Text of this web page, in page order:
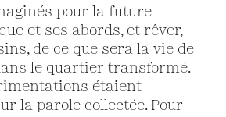
pour la future
et ses abords, et rêver,
de ce que sera la vie de
le quartier transformé.
étaient
la parole collectée. Pour